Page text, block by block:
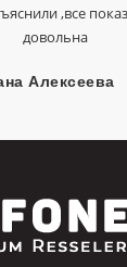
,все
довольна
Алексеева